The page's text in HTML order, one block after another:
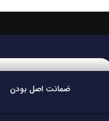
ضمانت اصل بودن